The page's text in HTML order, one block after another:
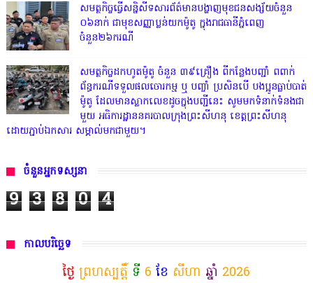
សមត្ថកិច្ចធ្វើសន្និសីទសារព័ត៌មានបង្ហាញមុខជនសង្ស័យចំនួន
០៦នាក់ ជាមុខសញ្ញាប្លន់យកម៉ូតូ ក្នុងរាជធានីភ្នំពេញ
ចំនួន២៦ករណី
សមត្ថកិច្ចដកហូតម៉ូតូ ចំនួន ៣៩គ្រឿង ពីកន្លែងបញ្ជាំ ពពាក់
ព័ន្ធករណីទទួលផលចោរកម្ម ឬ បញ្ចាំ ប្រសិនបើ បងប្អូនធ្លាប់បាត់
ម៉ូតូ ដែលមានស្លាកលេខដូចក្នុងបញ្ជីនេះ សូមមកទំនាក់ទំនងជា
មួយ អធិការដ្ឋាននគរបាលក្រុងព្រះសីហនុ ខេត្តព្រះសីហនុ
ដោយភ្ជាប់ឯកសារ សម្គាល់មកជាមួយ។
ចំនួនអ្នកទស្សនា
9 3 8 0 4
កាលបរិច្ឆេទ
ថ្ងៃ ព្រហស្បត្តិ៍ ទី 6 ខែ សីហា ឆ្នាំ 2026